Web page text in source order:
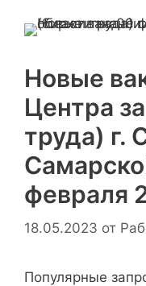
Новые
Центра
труда) г.
февраля
18.05.2023 от
Популярные